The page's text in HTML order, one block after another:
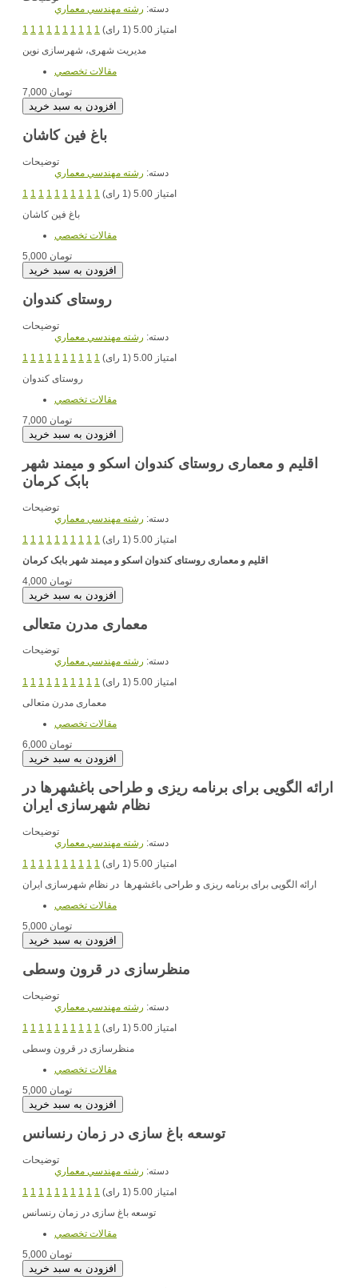
دسته: رشته مهندسي معماري
1 1 1 1 1 1 1 1 1 1
امتیاز 5.00 (1 رای)
مقالات تخصصي
7,000 تومان
باغ فین کاشان
توضیحات
دسته: رشته مهندسي معماري
1 1 1 1 1 1 1 1 1 1
امتیاز 5.00 (1 رای)
مقالات تخصصي
5,000 تومان
روستای کندوان
توضیحات
دسته: رشته مهندسي معماري
1 1 1 1 1 1 1 1 1 1
امتیاز 5.00 (1 رای)
مقالات تخصصي
7,000 تومان
اقلیم و معماری روستای کندوان اسکو و میمند شهر
بابک کرمان
توضیحات
دسته: رشته مهندسي معماري
1 1 1 1 1 1 1 1 1 1
امتیاز 5.00 (1 رای)
4,000 تومان
معماری مدرن متعالی
توضیحات
دسته: رشته مهندسي معماري
1 1 1 1 1 1 1 1 1 1
امتیاز 5.00 (1 رای)
مقالات تخصصي
6,000 تومان
ارائه الگویی برای برنامه ریزی و طراحی باغشهرها در
نظام شهرسازی ایران
توضیحات
دسته: رشته مهندسي معماري
1 1 1 1 1 1 1 1 1 1
امتیاز 5.00 (1 رای)
ارائه الگویی برای برنامه ریزی و طراحی باغشهرها در نظام شهرسازی ایران
مقالات تخصصي
5,000 تومان
منظرسازی در قرون وسطی
توضیحات
دسته: رشته مهندسي معماري
1 1 1 1 1 1 1 1 1 1
امتیاز 5.00 (1 رای)
مقالات تخصصي
5,000 تومان
توسعه باغ سازی در زمان رنسانس
توضیحات
دسته: رشته مهندسي معماري
1 1 1 1 1 1 1 1 1 1
امتیاز 5.00 (1 رای)
توسعه باغ سازی در زمان رنسانس
مقالات تخصصي
5,000 تومان